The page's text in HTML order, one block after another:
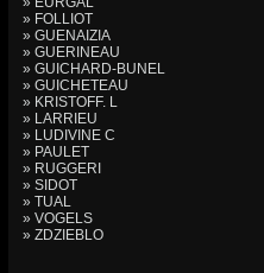
» FOLLIOT
» GUENAIZIA
» GUERINEAU
» GUICHARD-BUNEL
» GUICHETEAU
» KRISTOFF. L
» LARRIEU
» LUDIVINE C
» PAULET
» RUGGERI
» SIDOT
» TUAL
» VOGELS
» ZDZIEBLO